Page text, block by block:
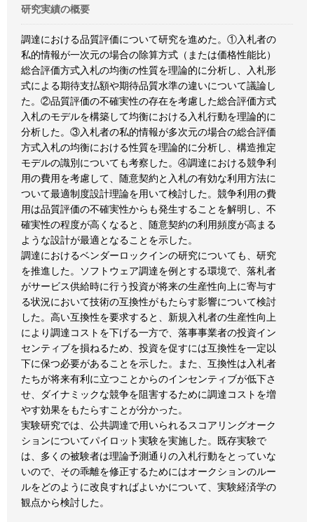
研究実績の概要
調達における品質評価について研究を進めた。①入札者の
私的情報が一次元の場合の除算方式（または価格性能比）
総合評価方式入札の均衡の性質を理論的に分析し、入札形
式による期待支払額や期待品質水準の違いについて議論し
た。②品質評価の不確実性の存在を考慮した総合評価方式
入札のモデルを構築して均衡における入札行動を理論的に
分析した。③入札者の私的情報が多次元の場合の総合評価
方式入札の均衡における性質を理論的に分析し、構造推定
モデルの識別についても考察した。④調達における競争利
用の費用を考慮して、随意契約と入札の有効な利用方法に
ついて最適制度設計理論を用いて検討した。競争利用の費
用は品質評価の不確実性からも発生することを解明し、不
確実性の程度が高くなると、随意契約の利用頻度が高まる
ような設計が最適となることを示した。
調達におけるベンダーロックインの研究についても、研究
を推進した。ソフトウェア調達を例とする環境で、落札者
がサービス供給時に行う投資が将来の生産性向上に寄与す
る状況において技術の互換性がもたらす影響について検討
した。高い互換性を要求すると、新規入札者の生産性向上
により調達コストを下げる一方で、落事事業者の投資イン
センティブを損ねるため、投資を促すには互換性を一定以
下に保つ必要があることを示した。また、互換性は入札者
たちが将来有利に立つことからのインセンティブが低下さ
せ、ダイナミックな競争を阻害するために調達コストを増
やす効果をもたらすことが分かった。
実験研究では、公共調達で用いられるスコアリングオーク
ションについてパイロット実験を実施した。既存実験で
は、多くの被験者は理論予測通りの入札行動をとっていな
いので、その乖離を修正するためにはオークションのルー
ルをどのように改良すればよいかについて、実験経済学の
観点から検討した。